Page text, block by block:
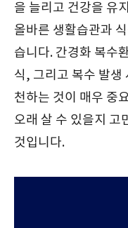
을 늘리고 건강을 유
올바른 생활습관과
습니다. 간경화 복수
식, 그리고 복수 발생
천하는 것이 매우 중
오래 살 수 있을지 고
것입니다.